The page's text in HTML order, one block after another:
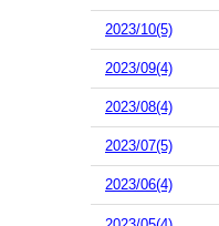
2023/10(5)
2023/09(4)
2023/08(4)
2023/07(5)
2023/06(4)